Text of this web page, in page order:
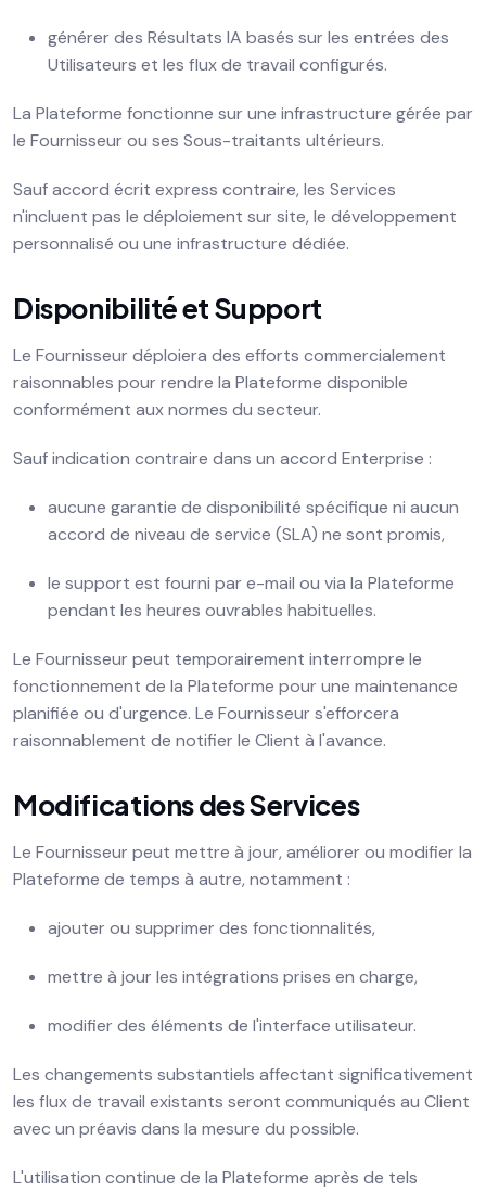
générer des Résultats IA basés sur les entrées des
Utilisateurs et les flux de travail configurés.
La Plateforme fonctionne sur une infrastructure gérée par
le Fournisseur ou ses Sous-traitants ultérieurs.
Sauf accord écrit express contraire, les Services
n'incluent pas le déploiement sur site, le développement
personnalisé ou une infrastructure dédiée.
Disponibilité et Support
Le Fournisseur déploiera des efforts commercialement
raisonnables pour rendre la Plateforme disponible
conformément aux normes du secteur.
Sauf indication contraire dans un accord Enterprise :
aucune garantie de disponibilité spécifique ni aucun
accord de niveau de service (SLA) ne sont promis,
le support est fourni par e-mail ou via la Plateforme
pendant les heures ouvrables habituelles.
Le Fournisseur peut temporairement interrompre le
fonctionnement de la Plateforme pour une maintenance
planifiée ou d'urgence. Le Fournisseur s'efforcera
raisonnablement de notifier le Client à l'avance.
Modifications des Services
Le Fournisseur peut mettre à jour, améliorer ou modifier la
Plateforme de temps à autre, notamment :
ajouter ou supprimer des fonctionnalités,
mettre à jour les intégrations prises en charge,
modifier des éléments de l'interface utilisateur.
Les changements substantiels affectant significativement
les flux de travail existants seront communiqués au Client
avec un préavis dans la mesure du possible.
L'utilisation continue de la Plateforme après de tels